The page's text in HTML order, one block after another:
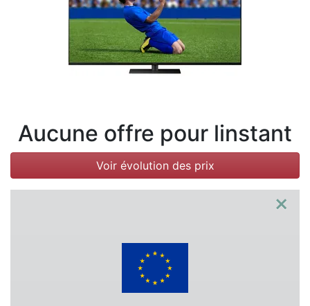
Catégories
Aucune offre pour linstant
Voir évolution des prix
×